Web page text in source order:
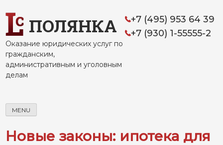
to
contentПОЛЯНКА
Оказание юридических услуг по
гражданским,
административным и уголовным
делам
+7 (495) 953 64 39
+7 (930) 1-55555-2
MENU
Новые законы: ипотека для